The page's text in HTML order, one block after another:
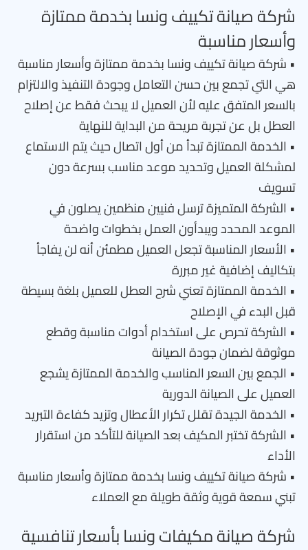
شركة صيانة تكييف ونسا بخدمة ممتازة
وأسعار مناسبة
• شركة صيانة تكييف ونسا بخدمة ممتازة وأسعار مناسبة
هي التي تجمع بين حسن التعامل وجودة التنفيذ والالتزام
بالسعر المتفق عليه لأن العميل لا يبحث فقط عن إصلاح
العطل بل عن تجربة مريحة من البداية للنهاية
• الخدمة الممتازة تبدأ من أول اتصال حيث يتم الاستماع
لمشكلة العميل وتحديد موعد مناسب بسرعة دون
تسويف
• الشركة المتميزة ترسل فنيين منظمين يصلون في
الموعد المحدد ويبدأون العمل بخطوات واضحة
• الأسعار المناسبة تجعل العميل مطمئن أنه لن يفاجأ
بتكاليف إضافية غير مبررة
• الخدمة الممتازة تعني شرح العطل للعميل بلغة بسيطة
قبل البدء في الإصلاح
• الشركة تحرص على استخدام أدوات مناسبة وقطع
موثوقة لضمان جودة الصيانة
• الجمع بين السعر المناسب والخدمة الممتازة يشجع
العميل على الصيانة الدورية
• الخدمة الجيدة تقلل تكرار الأعطال وتزيد كفاءة التبريد
• الشركة تختبر المكيف بعد الصيانة للتأكد من استقرار
الأداء
• شركة صيانة تكييف ونسا بخدمة ممتازة وأسعار مناسبة
تبني سمعة قوية وثقة طويلة مع العملاء
شركة صيانة مكيفات ونسا بأسعار تنافسية